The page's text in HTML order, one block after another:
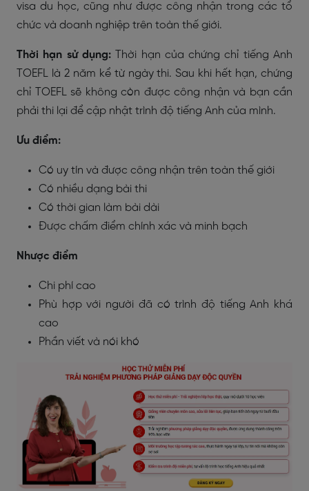
visa du học, cũng như được công nhận trong các tổ
chức và doanh nghiệp trên toàn thế giới.
Thời hạn sử dụng:
Thời hạn của chứng chỉ tiếng Anh
TOEFL là 2 năm kể từ ngày thi. Sau khi hết hạn, chứng
chỉ TOEFL sẽ không còn được công nhận và bạn cần
phải thi lại để cập nhật trình độ tiếng Anh của mình.
Ưu điểm:
Có uy tín và được công nhận trên toàn thế giới
Có nhiều dạng bài thi
Có thời gian làm bài dài
Được chấm điểm chính xác và minh bạch
Nhược điểm
Chi phí cao
Phù hợp với người đã có trình độ tiếng Anh khá
cao
Phần viết và nói khó